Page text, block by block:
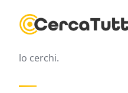
lo cerchi.